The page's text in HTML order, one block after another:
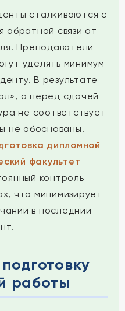
сталкиваются с
обратной связи от
Преподаватели
уделять минимум
В результате
а перед сдачей
не соответствует
не обоснованы.
дипломной
факультет
контроль
что минимизирует
в последний
работы